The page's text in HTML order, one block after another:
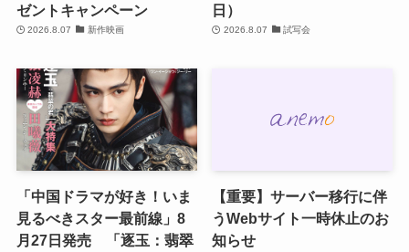
ゼントキャンペーン
2026.8.07 新作映画
日）
2026.8.07 試写会
「中国ドラマが好き！いま
見るべきスター最前線」8
月27日発売 「逐玉：翡翠
【重要】サーバー移行に伴
うWebサイト一時休止のお
知らせ